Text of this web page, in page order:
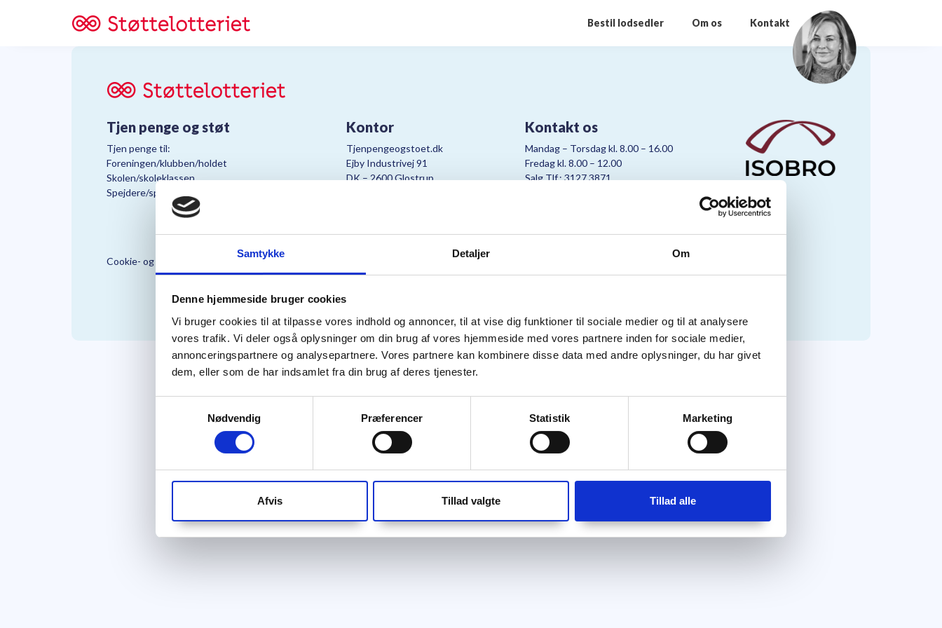
Samtykke Detaljer Om
Denne hjemmeside bruger cookies
Vi bruger cookies til at tilpasse vores indhold og annoncer, til at vise dig funktioner til sociale medier og til at analysere
vores trafik. Vi deler også oplysninger om din brug af vores hjemmeside med vores partnere inden for sociale medier,
annonceringspartnere og analysepartnere. Vores partnere kan kombinere disse data med andre oplysninger, du har givet
dem, eller som de har indsamlet fra din brug af deres tjenester.
Nødvendig
Præferencer Statistik Marketing
Afvis Tillad valgte Tillad alle
Bestil lodsedler Om os Kontakt
Tjen penge og støt
Tjen penge til:
Foreningen/klubben/holdet
Skolen/skoleklassen
Spejdere/spejdergruppen/FDF’ere, m.fl.
Kontor
Tjenpengeogstoet.dk
Ejby Industrivej 91
DK – 2600 Glostrup
Kontakt os
Mandag – Torsdag kl. 8.00 – 16.00
Fredag kl. 8.00 – 12.00
Salg Tlf.: 3127 3871
Cookie- og Persondatapolitik